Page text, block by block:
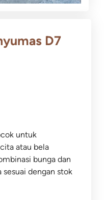
D7
untuk
atau bela
bunga dan
sesuai dengan stok